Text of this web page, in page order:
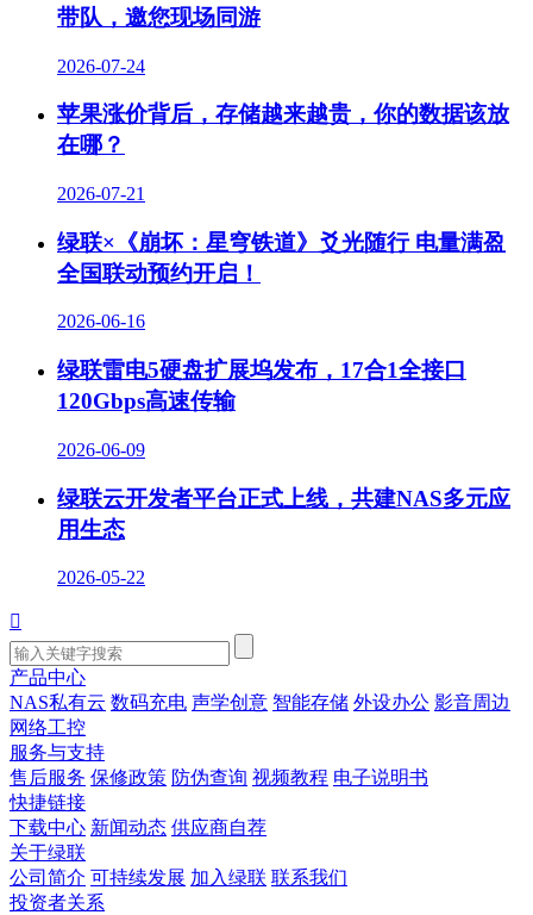
带队，邀您现场同游
2026-07-24
苹果涨价背后，存储越来越贵，你的数据该放
在哪？
2026-07-21
绿联×《崩坏：星穹铁道》爻光随行 电量满盈
全国联动预约开启！
2026-06-16
绿联雷电5硬盘扩展坞发布，17合1全接口
120Gbps高速传输
2026-06-09
绿联云开发者平台正式上线，共建NAS多元应
用生态
2026-05-22

产品中心
NAS私有云 数码充电 声学创意 智能存储 外设办公 影音周边
网络工控
服务与支持
售后服务 保修政策 防伪查询 视频教程 电子说明书
快捷链接
下载中心 新闻动态 供应商自荐
关于绿联
公司简介 可持续发展 加入绿联 联系我们
投资者关系